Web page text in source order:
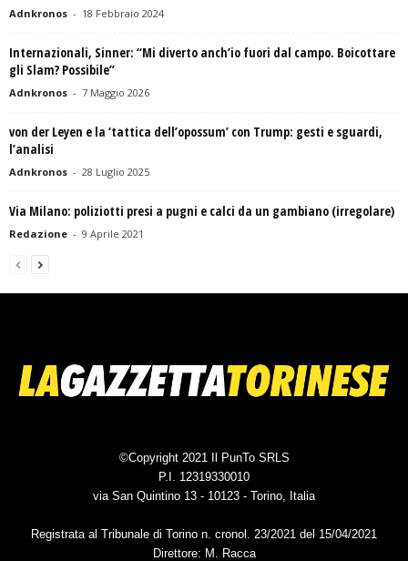
Adnkronos - 18 Febbraio 2024
Internazionali, Sinner: “Mi diverto anch’io fuori dal campo. Boicottare
gli Slam? Possibile”
Adnkronos - 7 Maggio 2026
von der Leyen e la ‘tattica dell’opossum’ con Trump: gesti e sguardi,
l’analisi
Adnkronos - 28 Luglio 2025
Via Milano: poliziotti presi a pugni e calci da un gambiano (irregolare)
Redazione - 9 Aprile 2021
©Copyright 2021 Il PunTo SRLS
P.I. 12319330010
via San Quintino 13 - 10123 - Torino, Italia
Registrata al Tribunale di Torino n. cronol. 23/2021 del 15/04/2021
Direttore: M. Racca